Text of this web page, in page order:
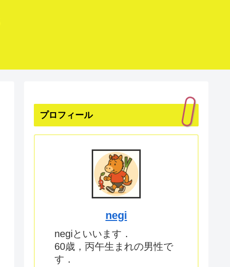
プロフィール
negi
negiといいます．
60歳，丙午生まれの男性で
す．